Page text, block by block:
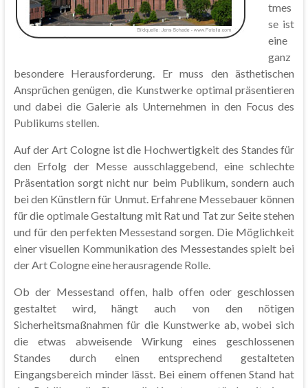
tmes
se ist
eine
ganz
besondere Herausforderung. Er muss den ästhetischen
Ansprüchen genügen, die Kunstwerke optimal präsentieren
und dabei die Galerie als Unternehmen in den Focus des
Publikums stellen.
Auf der Art Cologne ist die Hochwertigkeit des Standes für
den Erfolg der Messe ausschlaggebend, eine schlechte
Präsentation sorgt nicht nur beim Publikum, sondern auch
bei den Künstlern für Unmut. Erfahrene Messebauer können
für die optimale Gestaltung mit Rat und Tat zur Seite stehen
und für den perfekten Messestand sorgen. Die Möglichkeit
einer visuellen Kommunikation des Messestandes spielt bei
der Art Cologne eine herausragende Rolle.
Ob der Messestand offen, halb offen oder geschlossen
gestaltet wird, hängt auch von den nötigen
Sicherheitsmaßnahmen für die Kunstwerke ab, wobei sich
die etwas abweisende Wirkung eines geschlossenen
Standes durch einen entsprechend gestalteten
Eingangsbereich minder lässt. Bei einem offenen Stand hat